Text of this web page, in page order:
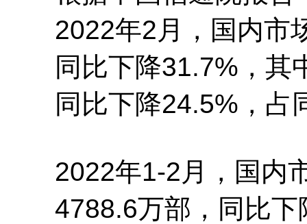
2022年2月，国内市
同比下降31.7%，其
同比下降24.5%，占
2022年1-2月，国内
4788.6万部，同比